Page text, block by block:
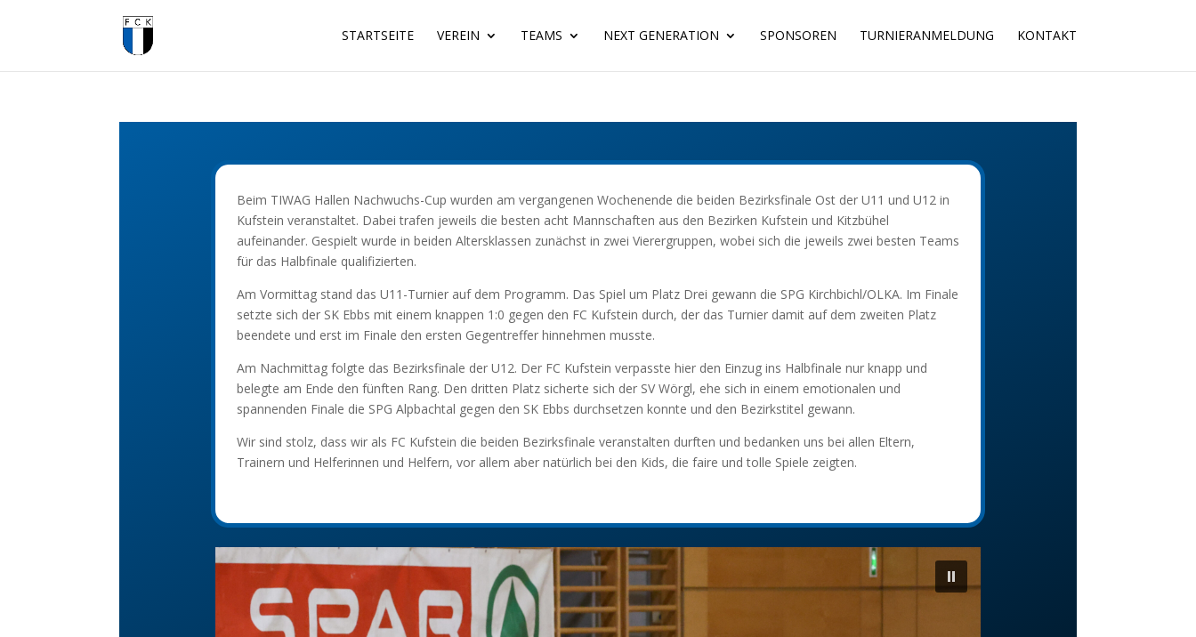
STARTSEITE VEREIN TEAMS NEXT GENERATION SPONSOREN TURNIERANMELDUNG KONTAKT
Beim TIWAG Hallen Nachwuchs-Cup wurden am vergangenen Wochenende die beiden Bezirksfinale Ost der U11 und U12 in
Kufstein veranstaltet. Dabei trafen jeweils die besten acht Mannschaften aus den Bezirken Kufstein und Kitzbühel
aufeinander. Gespielt wurde in beiden Altersklassen zunächst in zwei Vierergruppen, wobei sich die jeweils zwei besten Teams
für das Halbfinale qualifizierten.
Am Vormittag stand das U11-Turnier auf dem Programm. Das Spiel um Platz Drei gewann die SPG Kirchbichl/OLKA. Im Finale
setzte sich der SK Ebbs mit einem knappen 1:0 gegen den FC Kufstein durch, der das Turnier damit auf dem zweiten Platz
beendete und erst im Finale den ersten Gegentreffer hinnehmen musste.
Am Nachmittag folgte das Bezirksfinale der U12. Der FC Kufstein verpasste hier den Einzug ins Halbfinale nur knapp und
belegte am Ende den fünften Rang. Den dritten Platz sicherte sich der SV Wörgl, ehe sich in einem emotionalen und
spannenden Finale die SPG Alpbachtal gegen den SK Ebbs durchsetzen konnte und den Bezirkstitel gewann.
Wir sind stolz, dass wir als FC Kufstein die beiden Bezirksfinale veranstalten durften und bedanken uns bei allen Eltern,
Trainern und Helferinnen und Helfern, vor allem aber natürlich bei den Kids, die faire und tolle Spiele zeigten.